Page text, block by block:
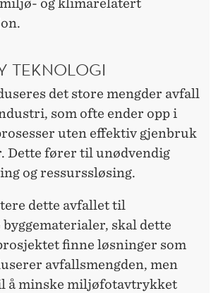
TEKNOLOGI
det store mengder avfall
som ofte ender opp i
uten effektiv gjenbruk
Dette fører til unødvendig
og ressurssløsing.
dette avfallet til
skal dette
finne løsninger som
avfallsmengden, men
å minske miljøfotavtrykket